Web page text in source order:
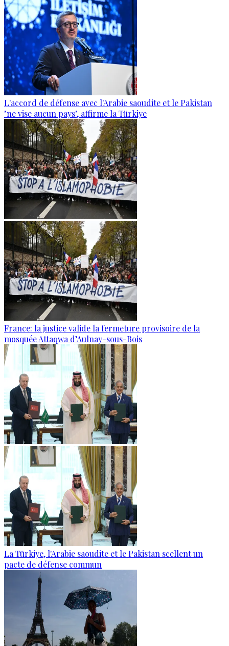
L'accord de défense avec l'Arabie saoudite et le Pakistan
"ne vise aucun pays", affirme la Türkiye
France: la justice valide la fermeture provisoire de la
mosquée Attaqwa d’Aulnay-sous-Bois
La Türkiye, l'Arabie saoudite et le Pakistan scellent un
pacte de défense commun